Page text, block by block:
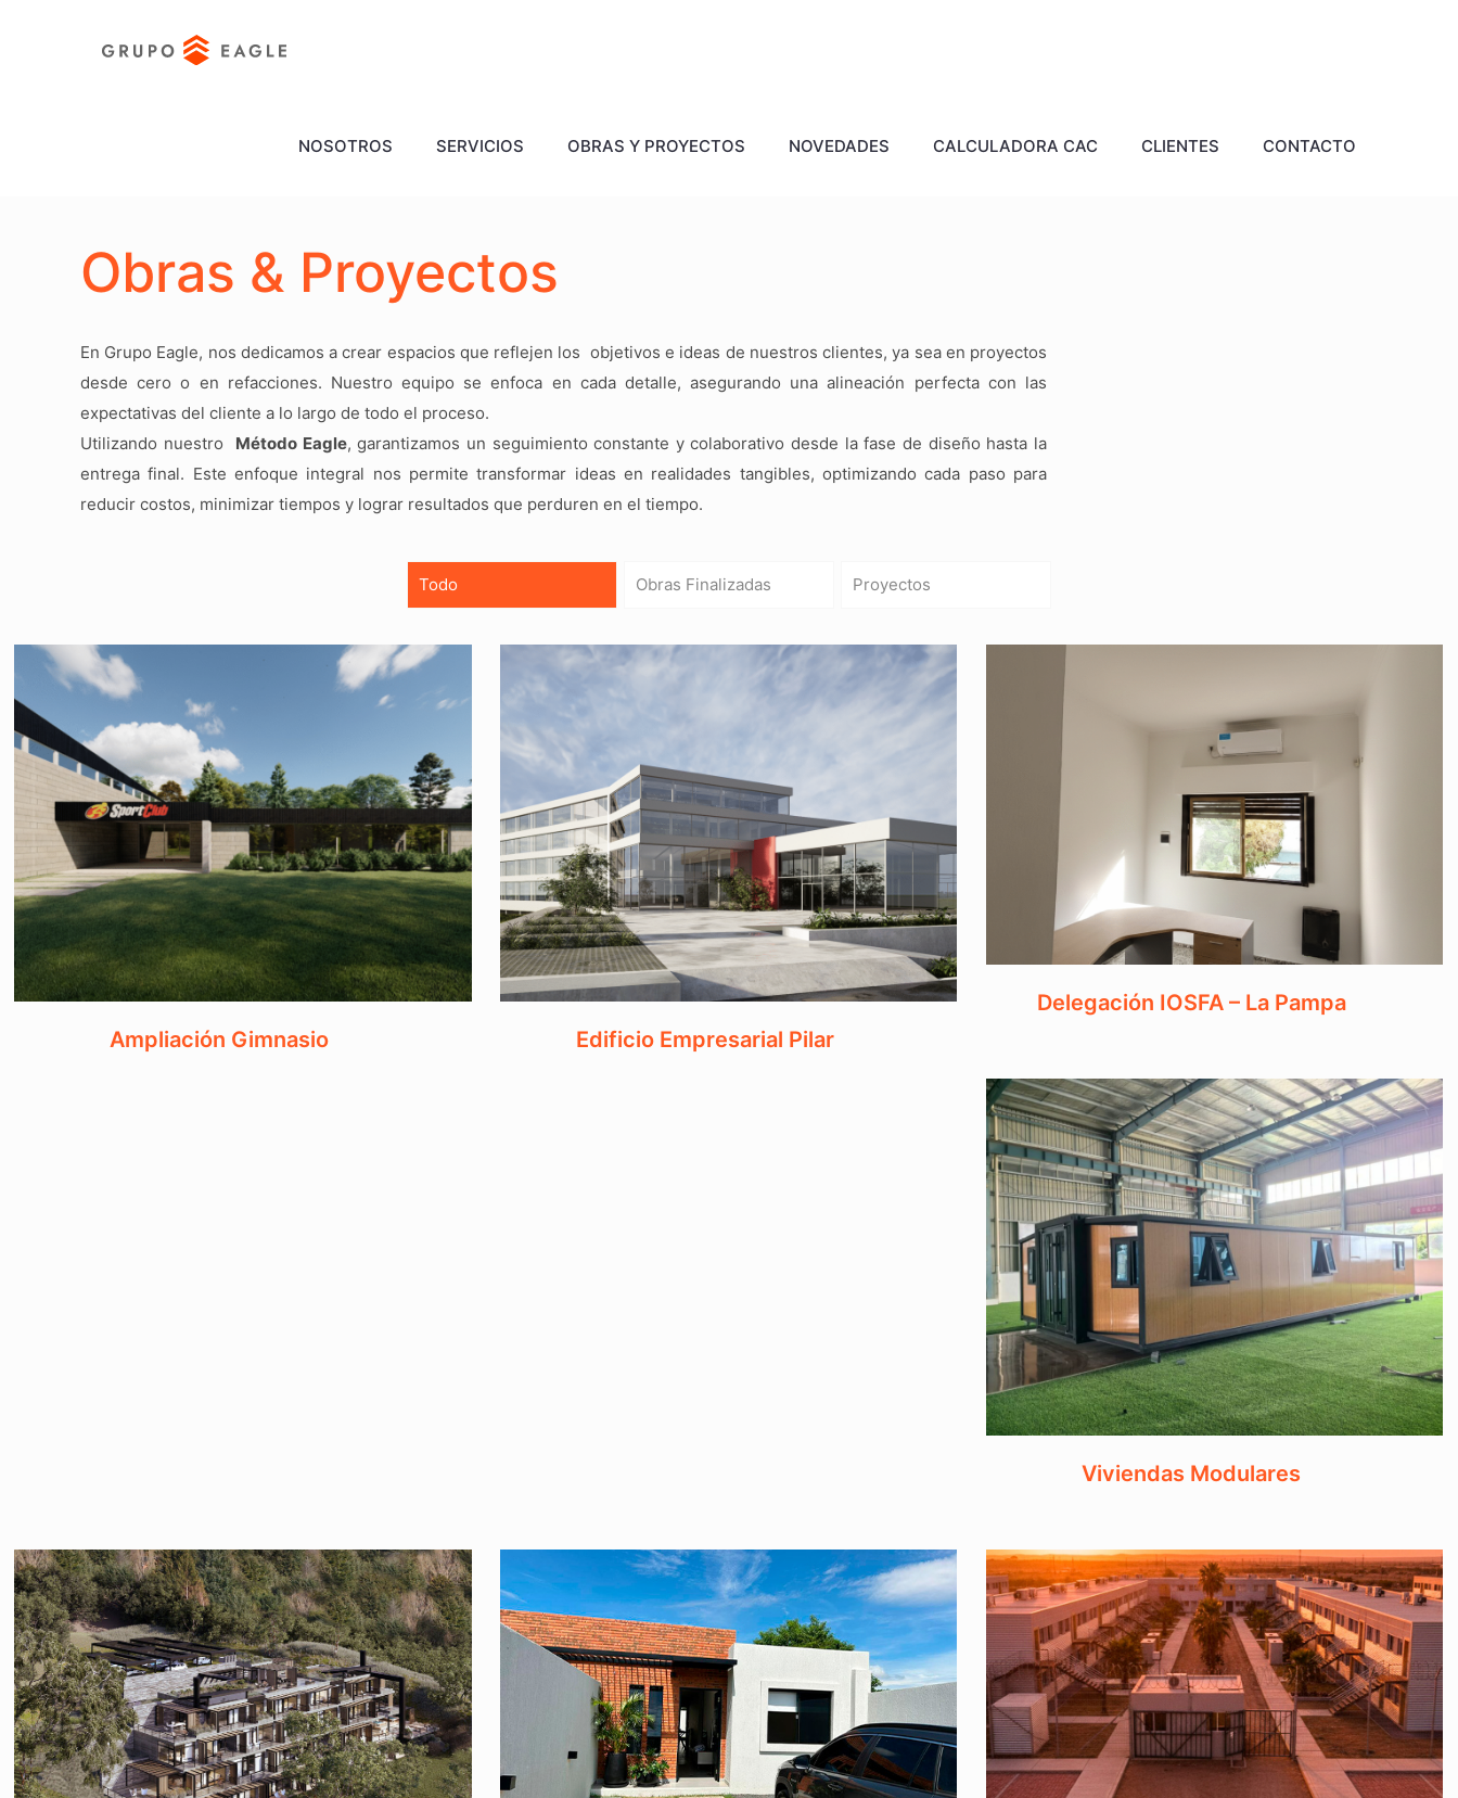
NOSOTROS SERVICIOS OBRAS Y PROYECTOS NOVEDADES CALCULADORA CAC CLIENTES CONTACTO
Obras & Proyectos
En Grupo Eagle, nos dedicamos a crear espacios que reflejen los objetivos e ideas de nuestros clientes, ya sea en proyectos
desde cero o en refacciones. Nuestro equipo se enfoca en cada detalle, asegurando una alineación perfecta con las
expectativas del cliente a lo largo de todo el proceso.
Utilizando nuestro Método Eagle, garantizamos un seguimiento constante y colaborativo desde la fase de diseño hasta la
entrega final. Este enfoque integral nos permite transformar ideas en realidades tangibles, optimizando cada paso para
reducir costos, minimizar tiempos y lograr resultados que perduren en el tiempo.
Todo Obras Finalizadas Proyectos
Ampliación Gimnasio Edificio Empresarial Pilar
Delegación IOSFA – La Pampa
Viviendas Modulares